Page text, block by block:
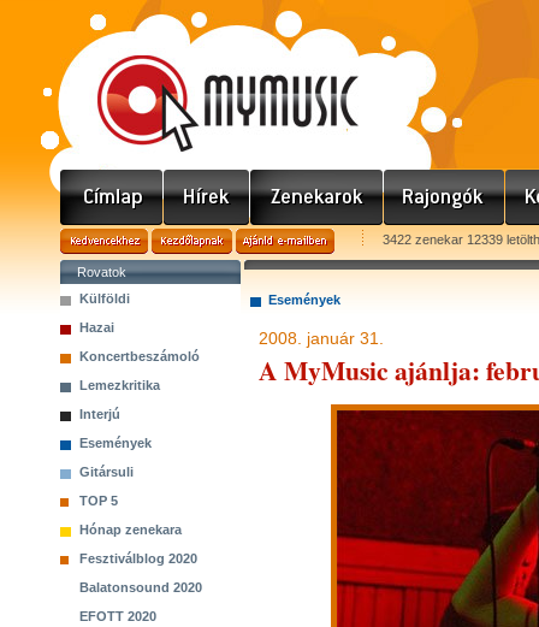
3422 zenekar 12339
Rovatok
Külföldi
Hazai
Koncertbeszámoló
Lemezkritika
Interjú
Események
Gitársuli
TOP 5
Hónap zenekara
Fesztiválblog 2020
Balatonsound 2020
EFOTT 2020
Események
2008. január 31.
A MyMusic ajánlja: